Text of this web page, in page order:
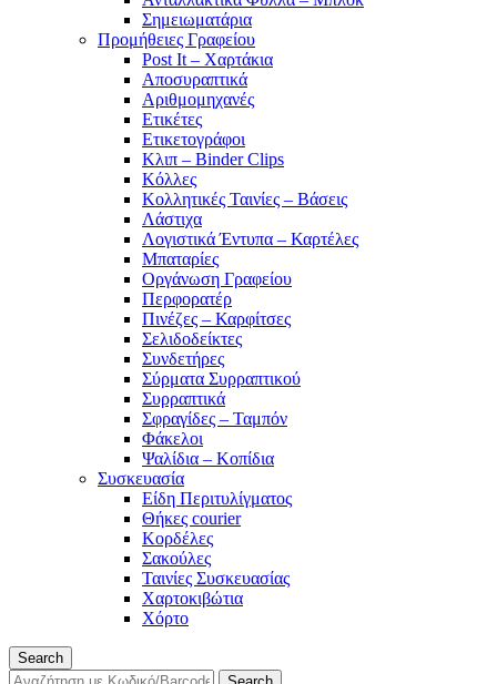
Σημειωματάρια
Προμήθειες Γραφείου
Post It – Χαρτάκια
Αποσυραπτικά
Αριθμομηχανές
Ετικέτες
Ετικετογράφοι
Κλιπ – Binder Clips
Κόλλες
Κολλητικές Ταινίες – Βάσεις
Λάστιχα
Λογιστικά Έντυπα – Καρτέλες
Μπαταρίες
Οργάνωση Γραφείου
Περφορατέρ
Πινέζες – Καρφίτσες
Σελιδοδείκτες
Συνδετήρες
Σύρματα Συρραπτικού
Συρραπτικά
Σφραγίδες – Ταμπόν
Φάκελοι
Ψαλίδια – Κοπίδια
Συσκευασία
Είδη Περιτυλίγματος
Θήκες courier
Κορδέλες
Σακούλες
Ταινίες Συσκευασίας
Χαρτοκιβώτια
Χόρτο
Search